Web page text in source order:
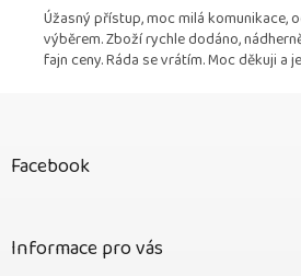
Úžasný přístup, moc milá komunikace,
výběrem. Zboží rychle dodáno,
fajn ceny. Ráda se vrátím. Moc děkuji a
Facebook
Informace pro vás